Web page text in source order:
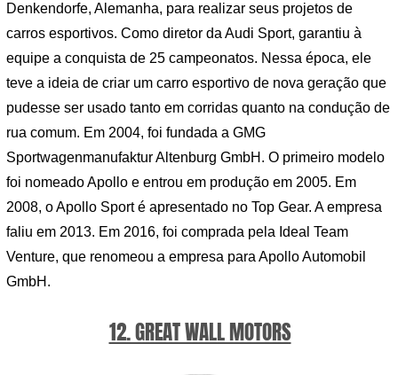
Denkendorfe, Alemanha, para realizar seus projetos de
carros esportivos. Como diretor da Audi Sport, garantiu à
equipe a conquista de 25 campeonatos. Nessa época, ele
teve a ideia de criar um carro esportivo de nova geração que
pudesse ser usado tanto em corridas quanto na condução de
rua comum. Em 2004, foi fundada a GMG
Sportwagenmanufaktur Altenburg GmbH. O primeiro modelo
foi nomeado Apollo e entrou em produção em 2005. Em
2008, o Apollo Sport é apresentado no Top Gear. A empresa
faliu em 2013. Em 2016, foi comprada pela Ideal Team
Venture, que renomeou a empresa para Apollo Automobil
GmbH.
12. GREAT WALL MOTORS